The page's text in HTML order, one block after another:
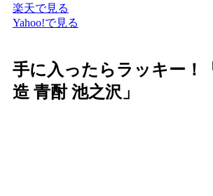
楽天で見る
Yahoo!で見る
手に入ったらラッキー！
造 青酎 池之沢」